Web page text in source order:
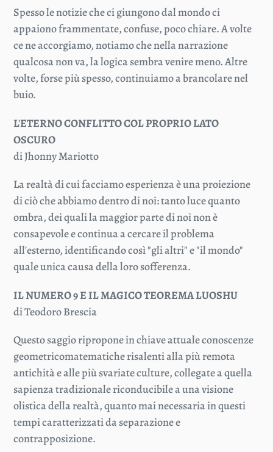
Spesso le notizie che ci giungono dal mondo ci
appaiono frammentate, confuse, poco chiare. A volte
ce ne accorgiamo, notiamo che nella narrazione
qualcosa non va, la logica sembra venire meno. Altre
volte, forse più spesso, continuiamo a brancolare nel
buio.
L'ETERNO CONFLITTO COL PROPRIO LATO
OSCURO
di Jhonny Mariotto
La realtà di cui facciamo esperienza è una proiezione
di ciò che abbiamo dentro di noi: tanto luce quanto
ombra, dei quali la maggior parte di noi non è
consapevole e continua a cercare il problema
all'esterno, identificando così "gli altri" e "il mondo"
quale unica causa della loro sofferenza.
IL NUMERO 9 E IL MAGICO TEOREMA LUOSHU
di Teodoro Brescia
Questo saggio ripropone in chiave attuale conoscenze
geometricomatematiche risalenti alla più remota
antichità e alle più svariate culture, collegate a quella
sapienza tradizionale riconducibile a una visione
olistica della realtà, quanto mai necessaria in questi
tempi caratterizzati da separazione e
contrapposizione.